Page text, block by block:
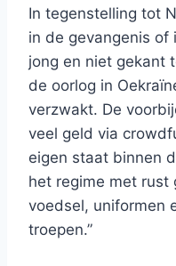
In tegenstelling tot
in de gevangenis of
jong en niet gekant
de oorlog in
verzwakt. De
veel geld via
eigen staat binnen
het regime met rust
voedsel, uniformen
troepen.”